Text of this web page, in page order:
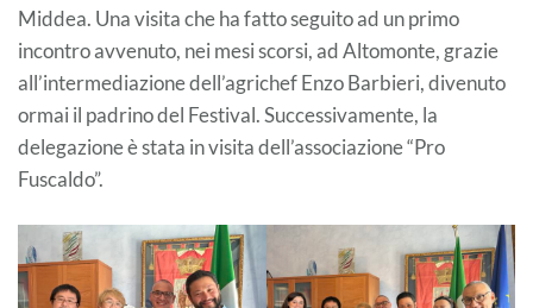
Middea. Una visita che ha fatto seguito ad un primo
incontro avvenuto, nei mesi scorsi, ad Altomonte, grazie
all’intermediazione dell’agrichef Enzo Barbieri, divenuto
ormai il padrino del Festival. Successivamente, la
delegazione è stata in visita dell’associazione “Pro
Fuscaldo”.